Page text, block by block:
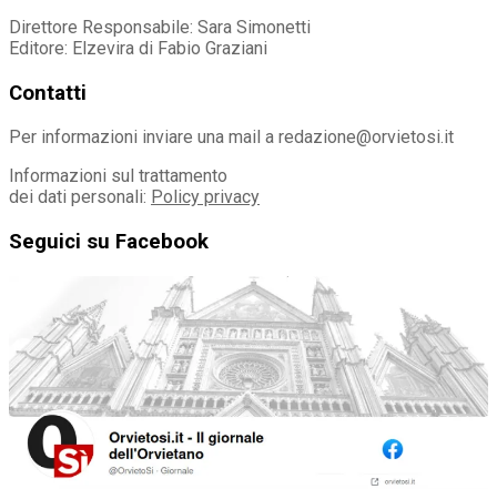
Direttore Responsabile: Sara Simonetti
Editore: Elzevira di Fabio Graziani
Contatti
Per informazioni inviare una mail a redazione@orvietosi.it
Informazioni sul trattamento
dei dati personali: Policy privacy
Seguici su Facebook